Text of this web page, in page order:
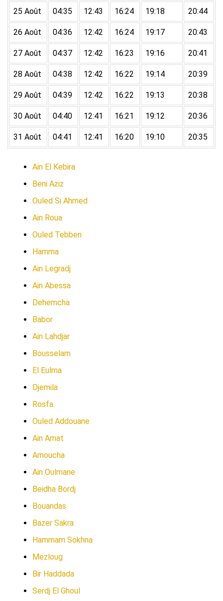
25 Août 04:35 12:43 16:24 19:18 20:44
26 Août 04:36 12:42 16:24 19:17 20:43
27 Août 04:37 12:42 16:23 19:16 20:41
28 Août 04:38 12:42 16:22 19:14 20:39
29 Août 04:39 12:42 16:22 19:13 20:38
30 Août 04:40 12:41 16:21 19:12 20:36
31 Août 04:41 12:41 16:20 19:10 20:35
Ain El Kebira
Beni Aziz
Ouled Si Ahmed
Ain Roua
Ouled Tebben
Hamma
Ain Legradj
Ain Abessa
Dehemcha
Babor
Ain Lahdjar
Bousselam
El Eulma
Djemila
Rosfa
Ouled Addouane
Ain Arnat
Amoucha
Ain Oulmane
Beidha Bordj
Bouandas
Bazer Sakra
Hammam Sokhna
Mezloug
Bir Haddada
Serdj El Ghoul